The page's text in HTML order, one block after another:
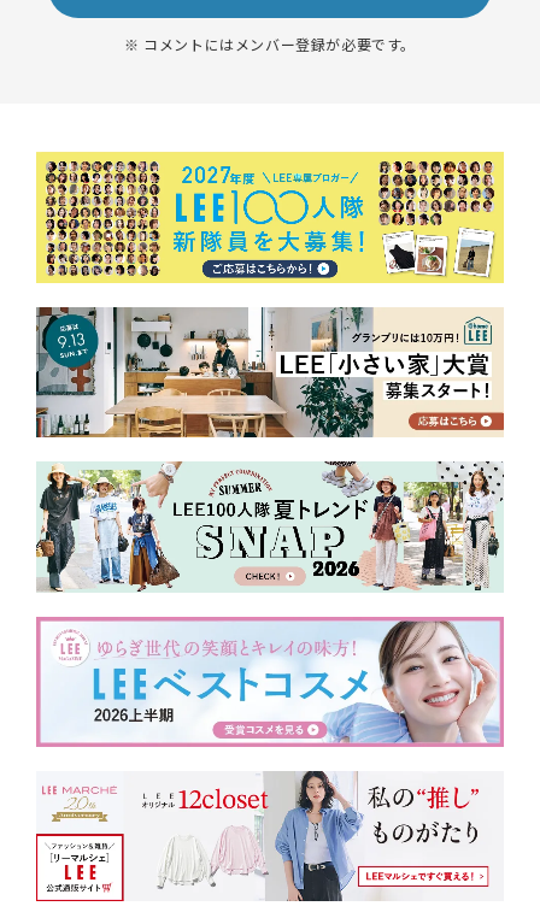
※ コメントにはメンバー登録が必要です。